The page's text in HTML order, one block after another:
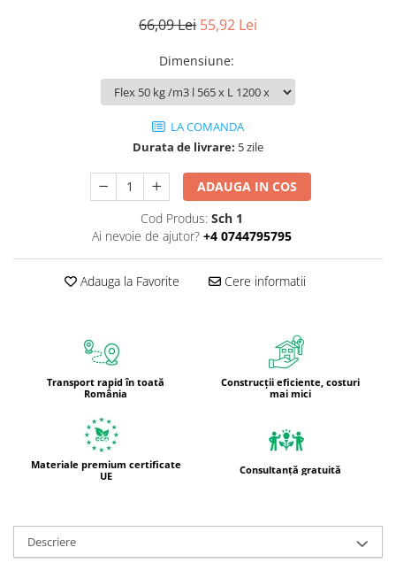
66,09 Lei 55,92 Lei
Dimensiune:
LA COMANDA
Durata de livrare: 5 zile
ADAUGA IN COS
Cod Produs: Sch 1
Ai nevoie de ajutor? +4 0744795795
Adauga la Favorite Cere informatii
Transport rapid în toată
România
Construcții eficiente, costuri
mai mici
Materiale premium certificate
UE
Consultanță gratuită
Descriere